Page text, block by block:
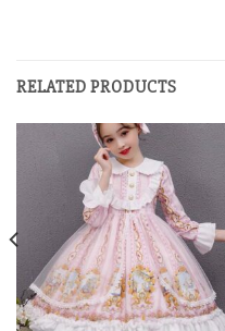
RELATED PRODUCTS